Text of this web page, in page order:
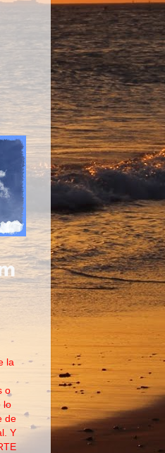
la
o
lo
de
Y